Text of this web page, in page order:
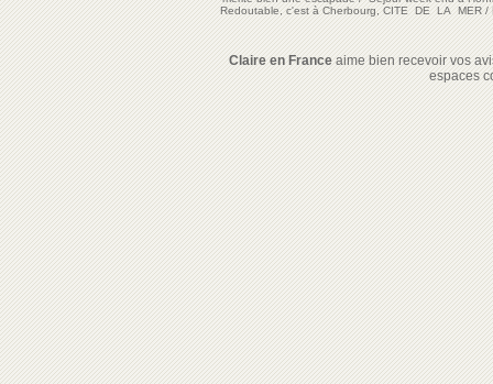
Redoutable, c'est à Cherbourg, CITE DE LA MER/
Claire en Franceaime bien recevoir vos
espaces